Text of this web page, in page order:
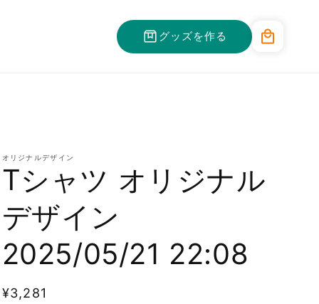
グッズを作る
ー
オリジナルデザイン
Tシャツ オリジナル
デザイン
2025/05/21 22:08
通
¥3,281